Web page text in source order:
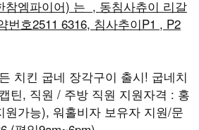
참엠파이어) 는 , 동침사츄이 리갈
번호2511 6316, 침사추이P1 , P2
치킨 굽네 장각구이 출시! 굽네치
틴, 직원 / 주방 직원 지원자격 : 홍
원가능), 워홀비자 보유자 지원/문